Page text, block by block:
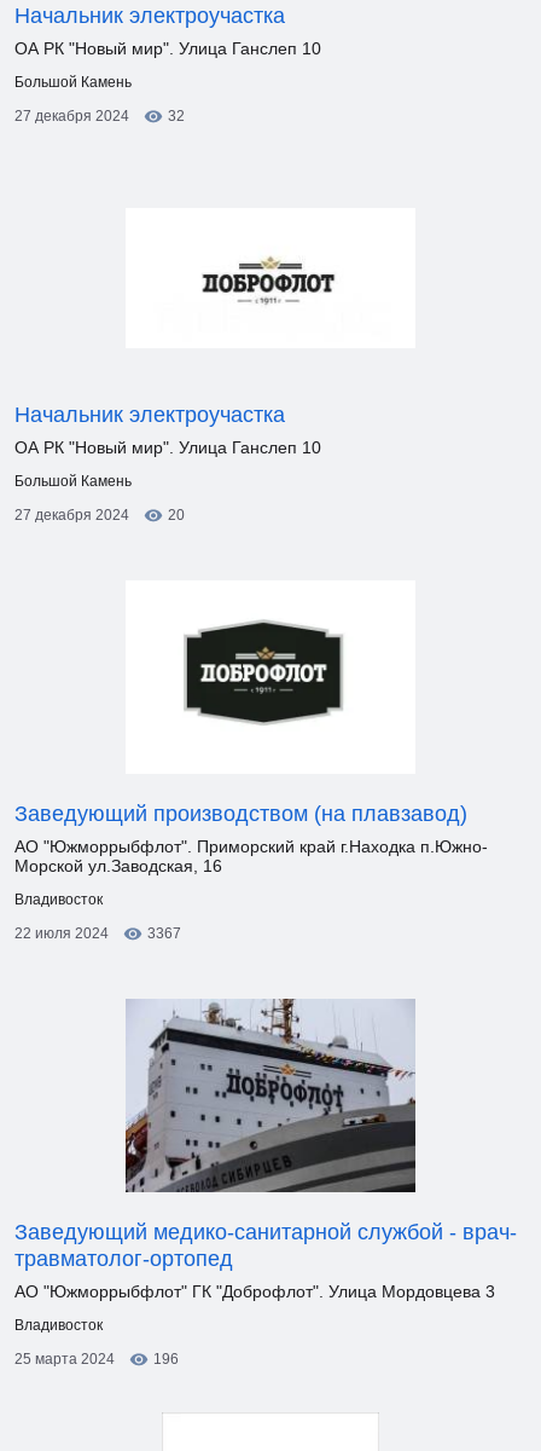
Начальник электроучастка
ОА РК "Новый мир". Улица Ганслеп 10
Большой Камень
27 декабря 2024
32
Начальник электроучастка
ОА РК "Новый мир". Улица Ганслеп 10
Большой Камень
27 декабря 2024
20
Заведующий производством (на плавзавод)
АО "Южморрыбфлот". Приморский край г.Находка п.Южно-
Морской ул.Заводская, 16
Владивосток
22 июля 2024
3367
Заведующий медико-санитарной службой - врач-
травматолог-ортопед
АО "Южморрыбфлот" ГК "Доброфлот". Улица Мордовцева 3
Владивосток
25 марта 2024
196